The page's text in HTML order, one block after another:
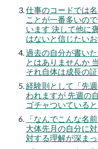
仕事のコードでは
ことが一番多いの
います 決して他に
はないと信じたい
過去の自分が書い
とはありませんか
それ自体は成長の
経験則として「先
われますが 先週の
ゴチャついている
「なんでこんな名
大体先月の自分に
対する理解が深ま